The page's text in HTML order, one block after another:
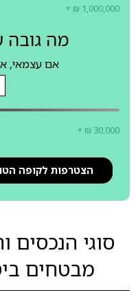
+ ₪ 1,000,000
מה גובה
אם עצמאי,
+ ₪ 30,000
הצטרפות לקופה
סוגי הנכסים
מבטחים